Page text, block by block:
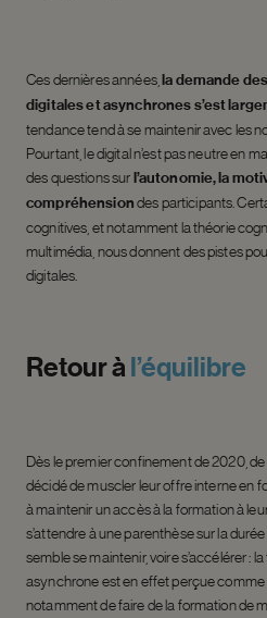
Ces dernières années,la demande
digitales et asynchrones s’est
tendance tend à se maintenir avec les
Pourtant, le digital n’est pas neutre en
des questions surl’autonomie, la
compréhensiondes participants.
cognitives, et notamment la théorie
multimédia, nous donnentdes pistes
digitales.
Retouràl’équilibre
Dès le premier confinement de 2020,
décidé de muscler leur offre interne en
à maintenir un accès à la formation à
s’attendre à une parenthèse sur la
semble se maintenir, voire s’accélérer :
asynchrone est en effet perçue
notamment de faire de la formation de